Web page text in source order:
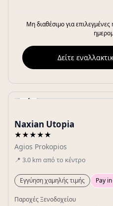
Μη διαθέσιμο για
Δείτε
‹
Naxian Utopia
★★★★★
Agios Prokopios
📍 3.0 km από το κέντρο
Εγγύηση χαμηλής τιμής Pay
Παροχές Ξενοδοχείου